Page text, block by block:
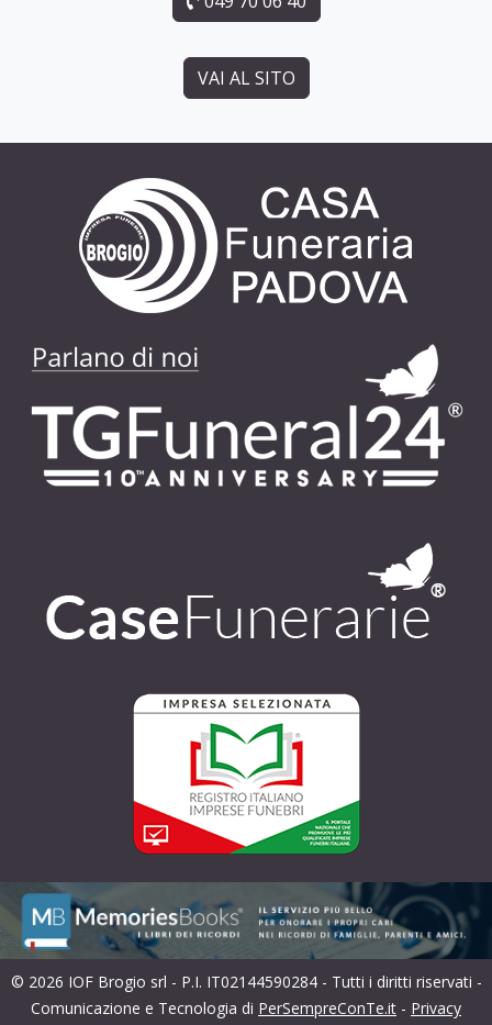
VAI AL SITO
© 2026 IOF Brogio srl - P.I. IT02144590284 - Tutti i diritti riservati -
Comunicazione e Tecnologia di PerSempreConTe.it - Privacy